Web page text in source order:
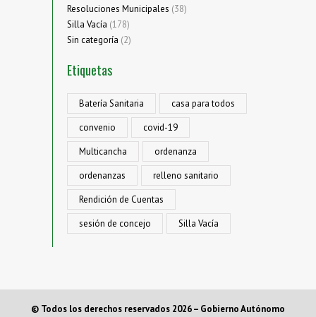
Resoluciones Municipales (38)
Silla Vacía (178)
Sin categoría (2)
Etiquetas
Batería Sanitaria
casa para todos
convenio
covid-19
Multicancha
ordenanza
ordenanzas
relleno sanitario
Rendición de Cuentas
sesión de concejo
Silla Vacía
© Todos los derechos reservados 2026 – Gobierno Autónomo